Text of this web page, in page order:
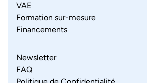
VAE
Formation sur-mesure
Financements
Newsletter
FAQ